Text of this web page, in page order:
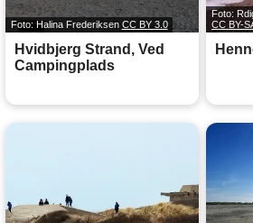
Foto: Halina Frederiksen CC BY 3.0
Hvidbjerg Strand, Ved
Campingplads
Foto:
CC BY-